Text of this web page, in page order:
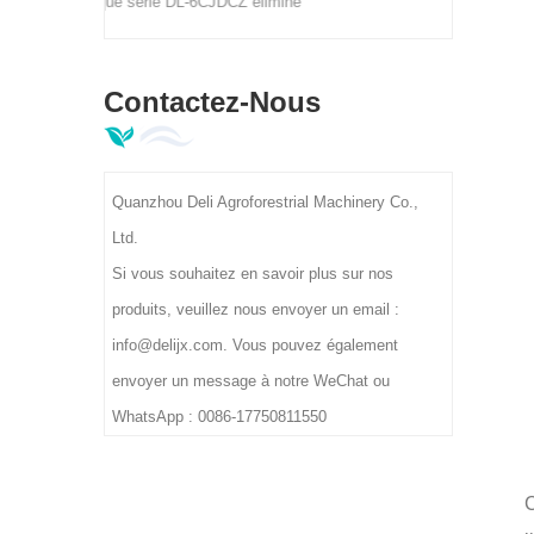
Contactez-Nous
Quanzhou Deli Agroforestrial Machinery Co.,
Ltd.
Si vous souhaitez en savoir plus sur nos
produits, veuillez nous envoyer un email :
info@delijx.com. Vous pouvez également
envoyer un message à notre WeChat ou
WhatsApp : 0086-17750811550